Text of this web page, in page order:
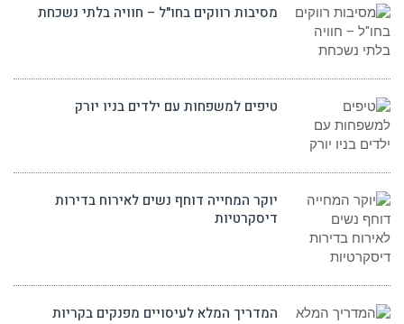
מסיבות רווקים בחו"ל – חוויה בלתי נשכחת
טיפים למשפחות עם ילדים בניו יורק
יוקר המחייה דוחף נשים לאירוח בדירות
דיסקרטיות
המדריך המלא לעיסויים מפנקים בקריות